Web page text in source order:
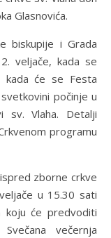
Glasnovića.
biskupije i Grada
veljače, kada se
kada će se Festa
počinje u
sv. Vlaha. Detalji
programu
zborne crkve
u 15.30 sati
koju će predvoditi
večernja